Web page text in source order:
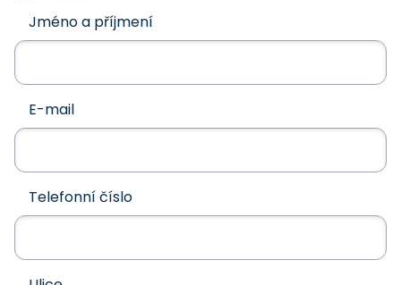
Jméno a příjmení
E-mail
Telefonní číslo